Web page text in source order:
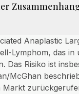
Anaplastic
Lymphom, das
Das Risiko ist
McGhan